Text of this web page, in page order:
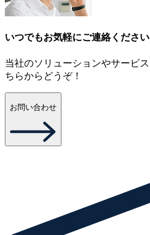
いつでもお気軽にご連絡ください
当社のソリューションやサービ
ちらからどうぞ！
お問い合わせ